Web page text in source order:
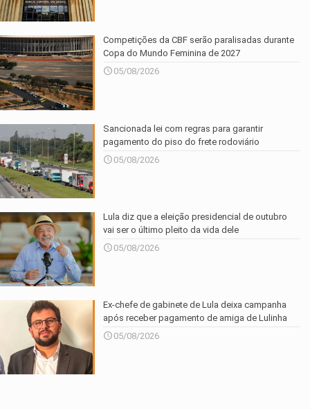
Competições da CBF serão paralisadas durante
Copa do Mundo Feminina de 2027
05/08/2026
Sancionada lei com regras para garantir
pagamento do piso do frete rodoviário
05/08/2026
Lula diz que a eleição presidencial de outubro
vai ser o último pleito da vida dele
05/08/2026
Ex-chefe de gabinete de Lula deixa campanha
após receber pagamento de amiga de Lulinha
05/08/2026